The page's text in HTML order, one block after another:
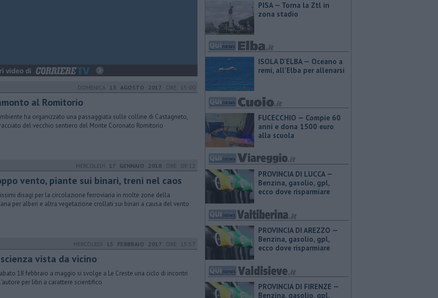
DOMENICA 13 AGOSTO 2017 ORE 15:00
al Romitorio
ha organizzato una passaggiata sulle colline di Castagneto,
del vecchio sentiero del Monte Coronato Romitorio
MERCOLEDÌ 17 GENNAIO 2018 ORE 09:12
vento, piante sui binari, treni nel caos
disagi per la circolazione ferroviaria in molte zone della
per alberi e altra vegetazione crollati sui binari a causa del vento
MERCOLEDÌ 15 FEBBRAIO 2017 ORE 15:57
vista da vicino
18 febbraio a maggio si svolge a Le Creste una ciclo di incontri
per libri a carattere scientifico
PISA — Torna la Ztl in
zona stadio
ISOLA D'ELBA — Oceano a
remi, all'Elba per allenarsi
FUCECCHIO — Compie 60
anni e dona 1500 euro
alla scuola
PROVINCIA DI LUCCA — ​
Benzina, gasolio, gpl,
ecco dove risparmiare
PROVINCIA DI AREZZO — ​
Benzina, gasolio, gpl,
ecco dove risparmiare
PROVINCIA DI FIRENZE — ​
Benzina, gasolio, gpl,